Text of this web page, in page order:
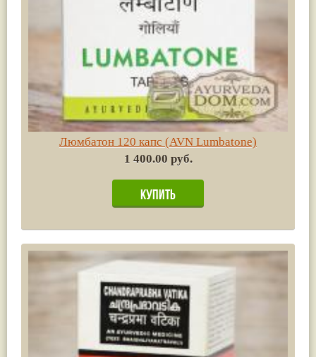
Люмбатон 120 капс (AVN Lumbatone)
1 400.00 руб.